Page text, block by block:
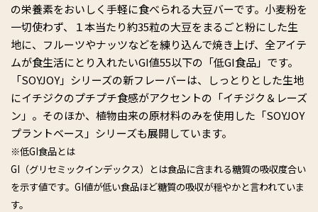
の栄養素をおいしく手軽に食べられる大豆バーです。小麦粉を
一切使わず、１本当たり約35粒の大豆をまるごと粉にした生
地に、フルーツやナッツなどを練り込んで焼き上げ、全アイテ
ムが食生活にとり入れたいGI値55以下の「低GI食品」です。
「SOYJOY」シリーズの新フレーバーは、しっとりとした生地
にイチジクのプチプチ食感がアクセントの「イチジク＆レーズ
ン」。そのほか、植物由来の原材料のみを使用した「SOYJOY
プラントベース」シリーズも展開しています。
※低GI食品とは
GI（グリセミックインデックス）とは食品に含まれる糖質の吸収度合い
を示す値です。GI値が低い食品ほど糖質の吸収が穏やかと言われていま
す。